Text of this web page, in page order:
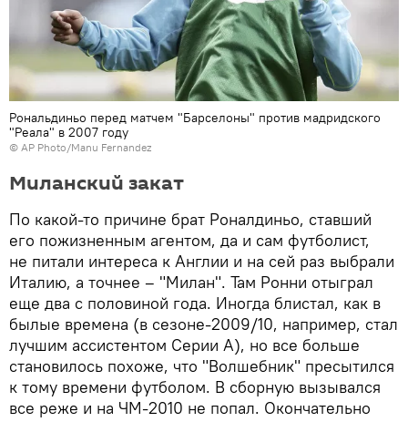
Рональдиньо перед матчем "Барселоны" против мадридского
"Реала" в 2007 году
© AP Photo/Manu Fernandez
Миланский закат
По какой-то причине брат Роналдиньо, ставший
его пожизненным агентом, да и сам футболист,
не питали интереса к Англии и на сей раз выбрали
Италию, а точнее – "Милан". Там Ронни отыграл
еще два с половиной года. Иногда блистал, как в
былые времена (в сезоне-2009/10, например, стал
лучшим ассистентом Серии А), но все больше
становилось похоже, что "Волшебник" пресытился
к тому времени футболом. В сборную вызывался
все реже и на ЧМ-2010 не попал. Окончательно